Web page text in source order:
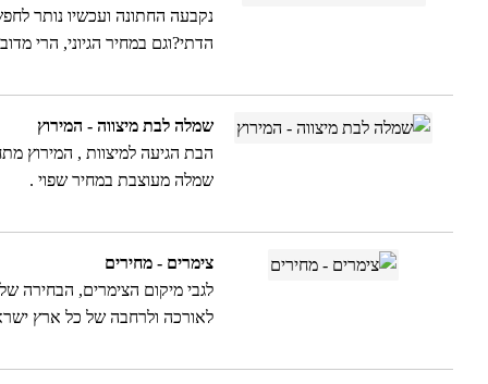
נקבעה החתונה ועכשיו נותר
הדתי?וגם במחיר הגיוני, הרי
שמלה לבת מיצווה - המירוץ
הבת הגיעה למיצוות , המירוץ
שמלה מעוצבת במחיר שפוי .
צימרים - מחירים
לגבי מיקום הצימרים, הבחירה
לאורכה ולרחבה של כל ארץ